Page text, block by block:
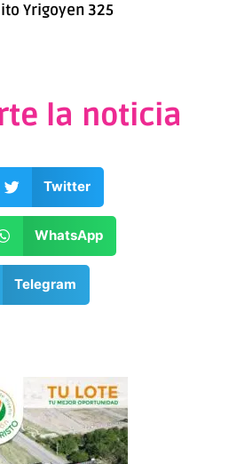
Yrigoyen 325
la noticia
Twitter
WhatsApp
Telegram